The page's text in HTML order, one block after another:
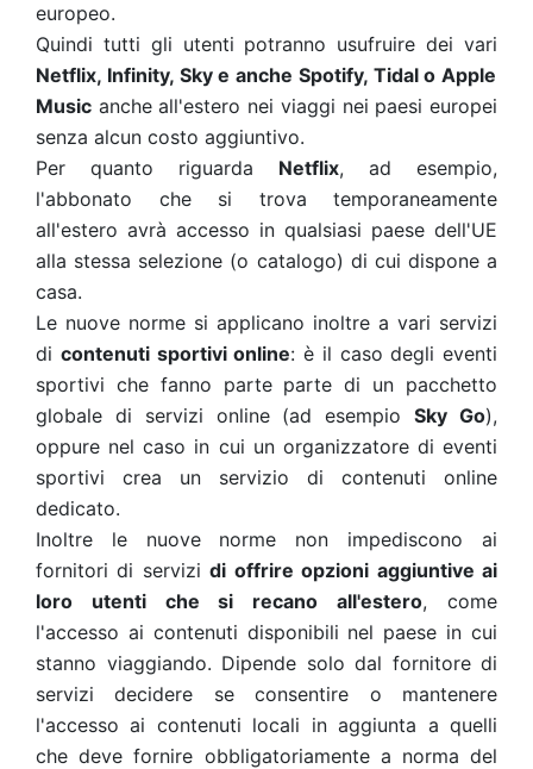
europeo.
Quindi tutti gli utenti potranno usufruire dei vari
Netflix, Infinity, Sky e anche Spotify, Tidal o Apple
Music anche all'estero nei viaggi nei paesi europei
senza alcun costo aggiuntivo.
Per quanto riguarda Netflix, ad esempio,
l'abbonato che si trova temporaneamente
all'estero avrà accesso in qualsiasi paese dell'UE
alla stessa selezione (o catalogo) di cui dispone a
casa.
Le nuove norme si applicano inoltre a vari servizi
di contenuti sportivi online: è il caso degli eventi
sportivi che fanno parte parte di un pacchetto
globale di servizi online (ad esempioSky Go),
oppure nel caso in cui un organizzatore di eventi
sportivi crea un servizio di contenuti online
dedicato.
Inoltre le nuove norme non impediscono ai
fornitori di servizidi offrire opzioni aggiuntive ai
loro utenti che si recano all'estero, come
l'accesso ai contenuti disponibili nel paese in cui
stanno viaggiando. Dipende solo dal fornitore di
servizi decidere se consentire o mantenere
l'accesso ai contenuti locali in aggiunta a quelli
che deve fornire obbligatoriamente a norma del